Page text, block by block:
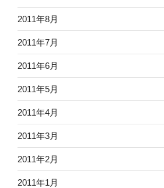
2011年8月
2011年7月
2011年6月
2011年5月
2011年4月
2011年3月
2011年2月
2011年1月